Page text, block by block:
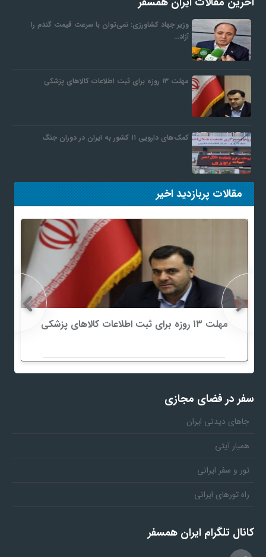
وزیر جهاد کشاورزی: نمی‌توان با سرعت قیمت گندم را
آزاد…
مهلت ۱۳ روزه برای ثبت اطلاعات کالاهای پزشکی
کمک‌های دارویی ۱۱ کشور به ایران در دوران جنگ
مقالات پربازدید اخیر
مهلت ۱۳ روزه برای ثبت اطلاعات کالاهای پزشکی
سفر در فضای مجازی
جاهای دیدنی ایران
همیار آیتی
تور و سفر ایرانی
راه تورهای ایرانی
کانال تلگرام ایران همسفر